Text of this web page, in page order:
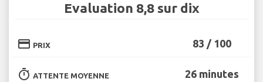
Evaluation 8,8 sur dix
credit_card PRIX 83 / 100
timer ATTENTE MOYENNE 26 minutes